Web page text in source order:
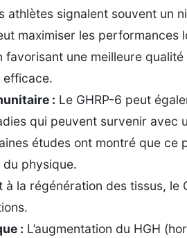
athlètes signalent souvent un
maximiser les performances
favorisant une meilleure
efficace.
: Le GHRP-6 peut
qui peuvent survenir avec
études ont montré que ce
physique.
à la régénération des tissus,
: L’augmentation du HGH